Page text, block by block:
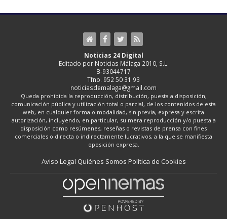
Noticias 24 Digital
Editado por Noticias Málaga 2010, S.L.
B-93044717
Tfno. 952 50 31 93
noticiasdemalaga@gmail.com
Queda prohibida la reproducción, distribución, puesta a disposición,
comunicación pública y utilización total o parcial, de los contenidos de esta
web, en cualquier forma o modalidad, sin previa, expresa y escrita
autorización, incluyendo, en particular, su mera reproducción y/o puesta a
disposición como resúmenes, reseñas o revistas de prensa con fines
comerciales o directa o indirectamente lucrativos, a la que se manifiesta
oposición expresa.
Aviso Legal Quiénes Somos Política de Cookies